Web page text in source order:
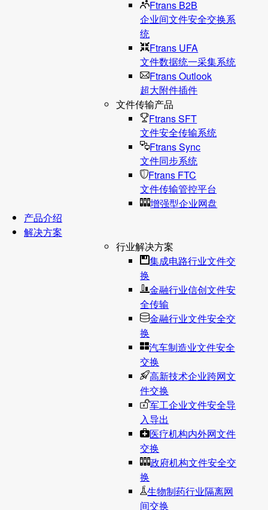
Ftrans B2B
企业间文件安全交换系
统
Ftrans UFA
文件数据统⼀采集系统
Ftrans Outlook
超大附件插件
文件传输产品
Ftrans SFT
文件安全传输系统
Ftrans Sync
文件同步系统
Ftrans FTC
文件传输管控平台
增强型企业网盘
产品介绍
解决方案
行业解决方案
集成电路行业文件交
换
金融行业信创文件安
全传输
金融行业文件安全交
换
汽车制造业文件安全
交换
高新技术企业跨网文
件交换
军工企业文件安全导
入导出
医疗机构内外网文件
交换
政府机构文件安全交
换
生物制药行业隔离网
间交换